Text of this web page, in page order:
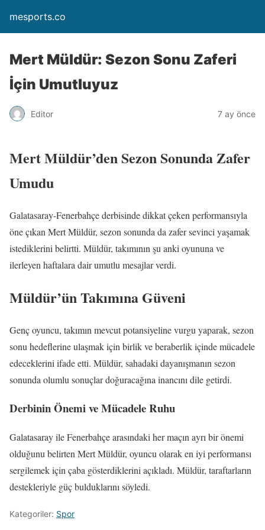
mesports.co
Mert Müldür: Sezon Sonu Zaferi
İçin Umutluyuz
Editor 7 ay önce
Mert Müldür’den Sezon Sonunda Zafer
Umudu
Galatasaray-Fenerbahçe derbisinde dikkat çeken performansıyla
öne çıkan Mert Müldür, sezon sonunda da zafer sevinci yaşamak
istediklerini belirtti. Müldür, takımının şu anki oyununa ve
ilerleyen haftalara dair umutlu mesajlar verdi.
Müldür’ün Takımına Güveni
Genç oyuncu, takımın mevcut potansiyeline vurgu yaparak, sezon
sonu hedeflerine ulaşmak için birlik ve beraberlik içinde mücadele
edeceklerini ifade etti. Müldür, sahadaki dayanışmanın sezon
sonunda olumlu sonuçlar doğuracağına inancını dile getirdi.
Derbinin Önemi ve Mücadele Ruhu
Galatasaray ile Fenerbahçe arasındaki her maçın ayrı bir önemi
olduğunu belirten Mert Müldür, oyuncu olarak en iyi performansı
sergilemek için çaba gösterdiklerini açıkladı. Müldür, taraftarların
destekleriyle güç bulduklarını söyledi.
Kategoriler: Spor